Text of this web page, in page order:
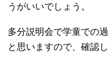
うがいいでしょう。
多分説明会で学童での
と思いますので、確認